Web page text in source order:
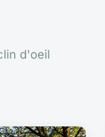
d'oeil